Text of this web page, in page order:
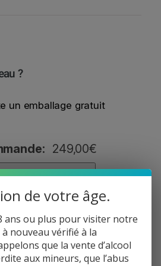
?
un emballage gratuit
249,00€
Ajouter au panier
de votre âge.
ans ou plus pour visiter notre
nouveau vérifié à la
que la vente d’alcool
aux mineurs, que l’abus